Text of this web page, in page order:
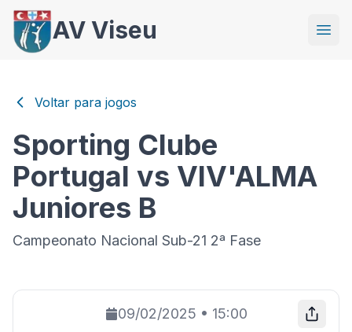
AV Viseu
Voltar para jogos
Sporting Clube
Portugal vs VIV'ALMA
Juniores B
Campeonato Nacional Sub-21 2ª Fase
09/02/2025 • 15:00